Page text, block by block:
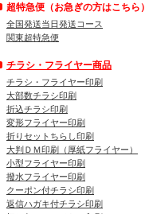
超特急便 （お急ぎの方はこちら）
全国発送当日発送コース
関東超特急便
チラシ・フライヤー商品
チラシ・フライヤー印刷
大部数チラシ印刷
折込チラシ印刷
変形フライヤー印刷
折りセットちらし印刷
大判ＤＭ印刷（厚紙フライヤー）
小型フライヤー印刷
撥水フライヤー印刷
クーポン付チラシ印刷
返信ハガキ付チラシ印刷